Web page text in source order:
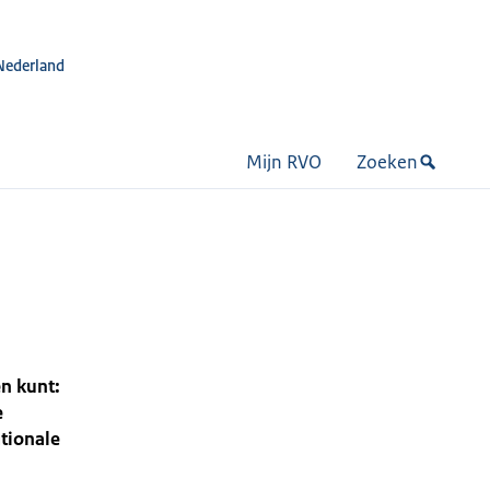
Mijn RVO Zoeken
kunt: